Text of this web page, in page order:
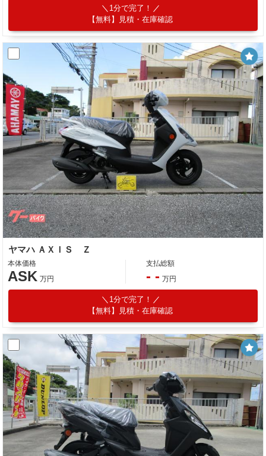
1分で完了！
【無料】見積・在庫確認
ヤマハ ＡＸＩＳ Ｚ
本体価格
ASK 万円
支払総額
- - 万円
1分で完了！
【無料】見積・在庫確認